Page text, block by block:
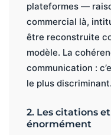
plateformes —
commercial là,
être reconstruite
modèle. La
communication :
le plus discriminant.
2. Les citations
énormément